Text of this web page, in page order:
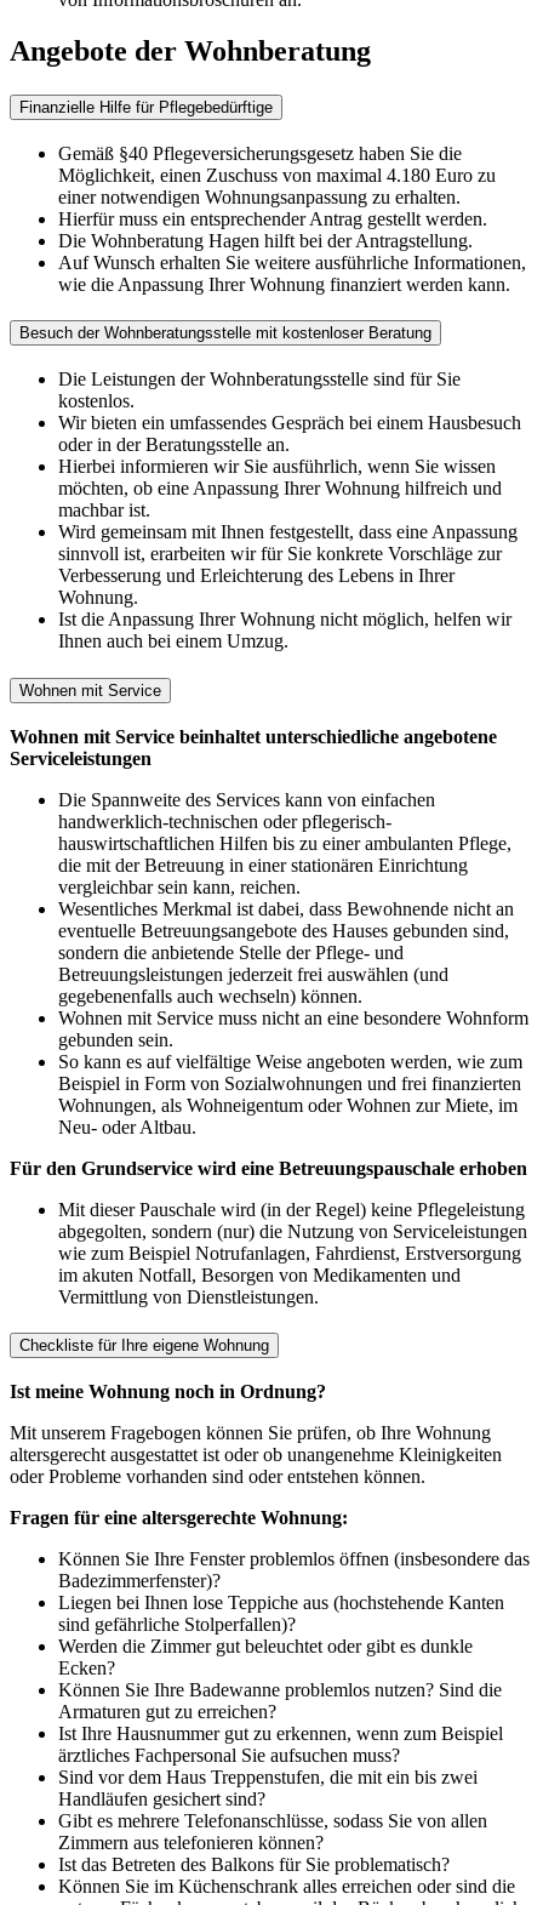
Angebote der Wohnberatung
Finanzielle Hilfe für Pflegebedürftige
Gemäß §40 Pflegeversicherungsgesetz haben Sie die
Möglichkeit, einen Zuschuss von maximal 4.180 Euro zu
einer notwendigen Wohnungsanpassung zu erhalten.
Hierfür muss ein entsprechender Antrag gestellt werden.
Die Wohnberatung Hagen hilft bei der Antragstellung.
Auf Wunsch erhalten Sie weitere ausführliche Informationen,
wie die Anpassung Ihrer Wohnung finanziert werden kann.
Besuch der Wohnberatungsstelle mit kostenloser Beratung
Die Leistungen der Wohnberatungsstelle sind für Sie
kostenlos.
Wir bieten ein umfassendes Gespräch bei einem Hausbesuch
oder in der Beratungsstelle an.
Hierbei informieren wir Sie ausführlich, wenn Sie wissen
möchten, ob eine Anpassung Ihrer Wohnung hilfreich und
machbar ist.
Wird gemeinsam mit Ihnen festgestellt, dass eine Anpassung
sinnvoll ist, erarbeiten wir für Sie konkrete Vorschläge zur
Verbesserung und Erleichterung des Lebens in Ihrer
Wohnung.
Ist die Anpassung Ihrer Wohnung nicht möglich, helfen wir
Ihnen auch bei einem Umzug.
Wohnen mit Service
Wohnen mit Service beinhaltet unterschiedliche angebotene
Serviceleistungen
Die Spannweite des Services kann von einfachen
handwerklich-technischen oder pflegerisch-
hauswirtschaftlichen Hilfen bis zu einer ambulanten Pflege,
die mit der Betreuung in einer stationären Einrichtung
vergleichbar sein kann, reichen.
Wesentliches Merkmal ist dabei, dass Bewohnende nicht an
eventuelle Betreuungsangebote des Hauses gebunden sind,
sondern die anbietende Stelle der Pflege- und
Betreuungsleistungen jederzeit frei auswählen (und
gegebenenfalls auch wechseln) können.
Wohnen mit Service muss nicht an eine besondere Wohnform
gebunden sein.
So kann es auf vielfältige Weise angeboten werden, wie zum
Beispiel in Form von Sozialwohnungen und frei finanzierten
Wohnungen, als Wohneigentum oder Wohnen zur Miete, im
Neu- oder Altbau.
Für den Grundservice wird eine Betreuungspauschale erhoben
Mit dieser Pauschale wird (in der Regel) keine Pflegeleistung
abgegolten, sondern (nur) die Nutzung von Serviceleistungen
wie zum Beispiel Notrufanlagen, Fahrdienst, Erstversorgung
im akuten Notfall, Besorgen von Medikamenten und
Vermittlung von Dienstleistungen.
Checkliste für Ihre eigene Wohnung
Ist meine Wohnung noch in Ordnung?
Mit unserem Fragebogen können Sie prüfen, ob Ihre Wohnung
altersgerecht ausgestattet ist oder ob unangenehme Kleinigkeiten
oder Probleme vorhanden sind oder entstehen können.
Fragen für eine altersgerechte Wohnung:
Können Sie Ihre Fenster problemlos öffnen (insbesondere das
Badezimmerfenster)?
Liegen bei Ihnen lose Teppiche aus (hochstehende Kanten
sind gefährliche Stolperfallen)?
Werden die Zimmer gut beleuchtet oder gibt es dunkle
Ecken?
Können Sie Ihre Badewanne problemlos nutzen? Sind die
Armaturen gut zu erreichen?
Ist Ihre Hausnummer gut zu erkennen, wenn zum Beispiel
ärztliches Fachpersonal Sie aufsuchen muss?
Sind vor dem Haus Treppenstufen, die mit ein bis zwei
Handläufen gesichert sind?
Gibt es mehrere Telefonanschlüsse, sodass Sie von allen
Zimmern aus telefonieren können?
Ist das Betreten des Balkons für Sie problematisch?
Können Sie im Küchenschrank alles erreichen oder sind die